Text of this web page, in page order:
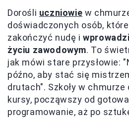
Dorośli uczniowie w
doświadczonych osób,
zakończyć nudę i
życiu zawodowym. To
jak mówi stare przysłowie:
późno, aby stać się
drutach". Szkoły w
kursy, począwszy od
programowanie, aż po